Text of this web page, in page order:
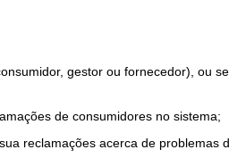
gestor ou fornecedor), ou
de consumidores no sistema;
reclamações acerca de problemas